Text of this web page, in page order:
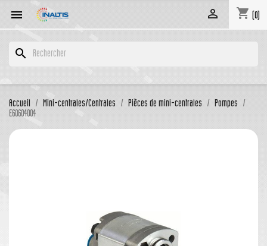
 shopping_cart (0)

search
Accueil Mini-centrales/Centrales Pièces de mini-centrales
Pompes
E60604004